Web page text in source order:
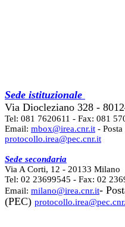
Sede istituzionale
Via Diocleziano 328 -
Tel: 081 7620611 - Fax: 081
Email: mbox@irea.cnr.it -
protocollo.irea@pec.cnr.it
Sede secondaria
Via A Corti, 12 - 20133 Milano
Tel: 02 23699545 - Fax: 02
Email: milano@irea.cnr.it-
(PEC)